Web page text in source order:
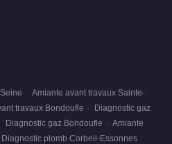
· Amiante avant travaux Sainte-
travaux Bondoufle ·
Diagnostic gaz
Diagnostic gaz Bondoufle · Amiante
Diagnostic plomb Corbeil-Essonnes ·